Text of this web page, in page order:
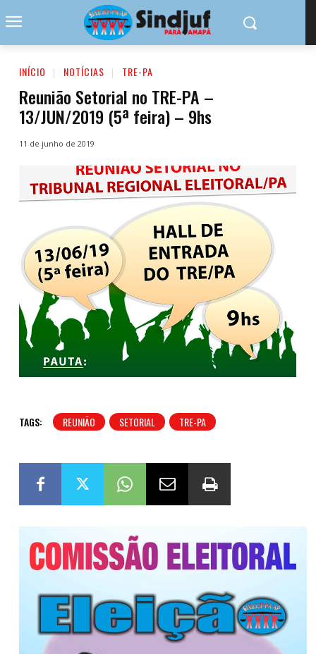
INÍCIO NOTÍCIAS TRE-PA
Reunião Setorial no TRE-PA –
13/JUN/2019 (5ª feira) – 9hs
11 de junho de 2019
TAGS: REUNIÃO SETORIAL TRE-PA